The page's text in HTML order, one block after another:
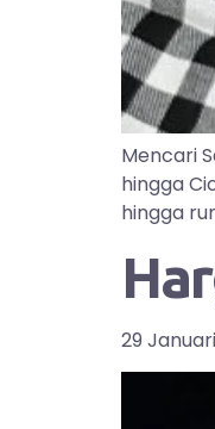
Mencari
hingga
hingga
29